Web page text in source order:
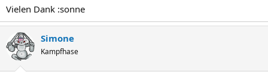
Vielen Dank :sonne
Simone
Kampfhase